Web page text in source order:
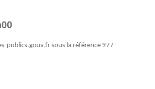
publics.gouv.fr sous la référence 977-